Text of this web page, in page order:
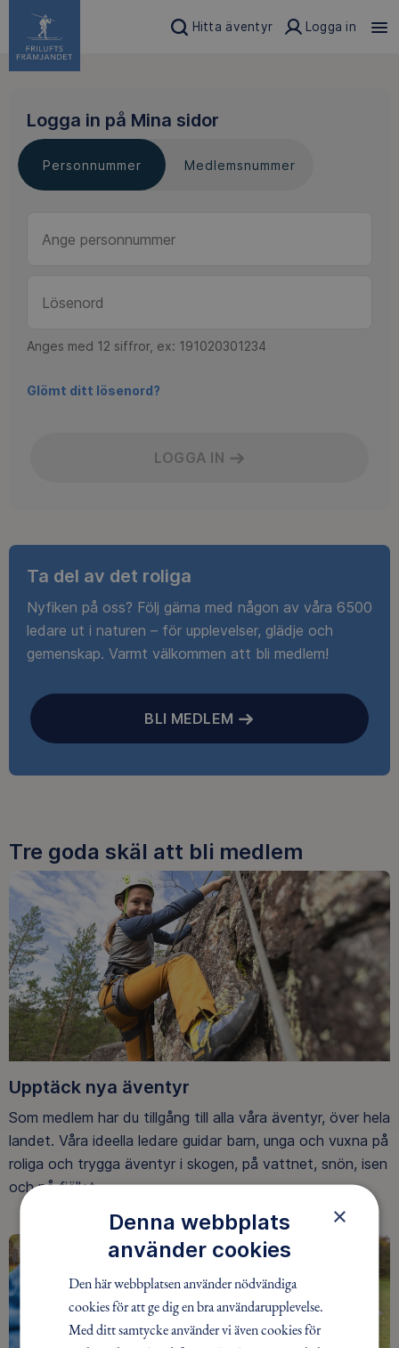
Hitta äventyr Logga in
Logga in på Mina sidor
Personnummer Medlemsnummer
Anges med 12 siffror, ex: 191020301234
Glömt ditt lösenord?
LOGGA IN
Ta del av det roliga
Nyfiken på oss? Följ gärna med någon av våra 6500
ledare ut i naturen – för upplevelser, glädje och
gemenskap. Varmt välkommen att bli medlem!
BLI MEDLEM
Tre goda skäl att bli medlem
Upptäck nya äventyr
Som medlem har du tillgång till alla våra äventyr, över hela
landet. Våra ideella ledare guidar barn, unga och vuxna på
roliga och trygga äventyr i skogen, på vattnet, snön, isen
och på fjället.
×
Denna webbplats
använder cookies
Den här webbplatsen använder nödvändiga
cookies för att ge dig en bra användarupplevelse.
Med ditt samtycke använder vi även cookies för